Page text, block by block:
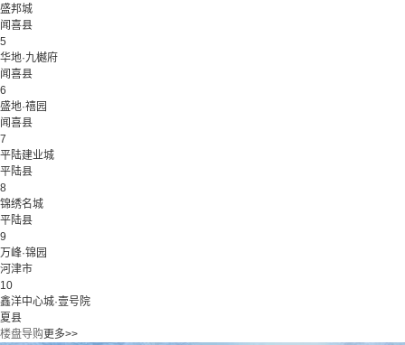
盛邦城
闻喜县
5
华地·九樾府
闻喜县
6
盛地·禧园
闻喜县
7
平陆建业城
平陆县
8
锦绣名城
平陆县
9
万峰·锦园
河津市
10
鑫洋中心城·壹号院
夏县
楼盘导购更多>>